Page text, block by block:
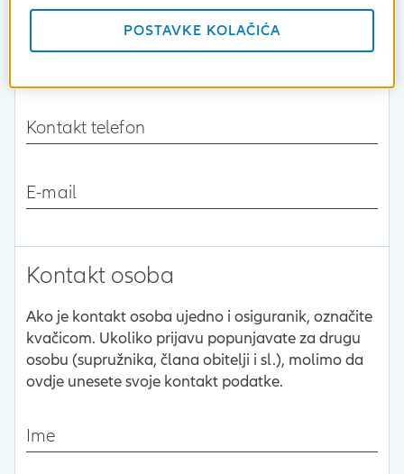
Kontakt telefon
E-mail
Kontakt osoba
Ako je kontakt osoba ujedno i osiguranik, označite
kvačicom. Ukoliko prijavu popunjavate za drugu
osobu (supružnika, člana obitelji i sl.), molimo da
ovdje unesete svoje kontakt podatke.
Ime
POSTAVKE KOLAČIĆA